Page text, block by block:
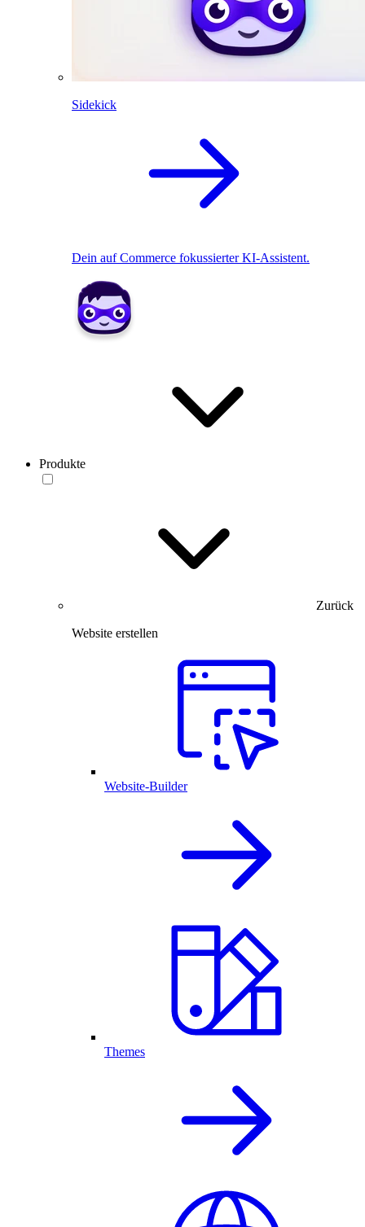
Sidekick
Dein auf Commerce fokussierter KI-Assistent.
Produkte
Zurück
Website erstellen
Website-Builder
Themes